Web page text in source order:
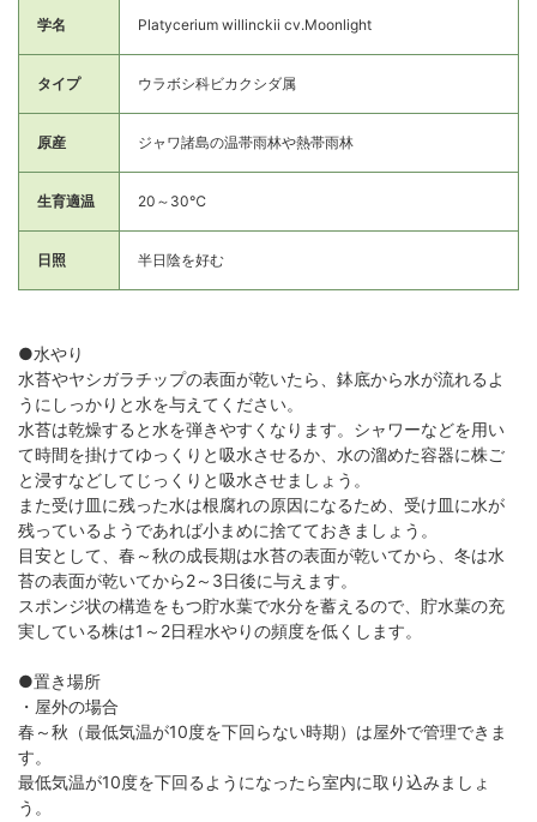
学名 Platycerium willinckii cv.Moonlight
タイプ ウラボシ科ビカクシダ属
原産 ジャワ諸島の温帯雨林や熱帯雨林
生育適温 20～30℃
日照 半日陰を好む
●水やり
水苔やヤシガラチップの表面が乾いたら、鉢底から水が流れるよ
うにしっかりと水を与えてください。
水苔は乾燥すると水を弾きやすくなります。シャワーなどを用い
て時間を掛けてゆっくりと吸水させるか、水の溜めた容器に株ご
と浸すなどしてじっくりと吸水させましょう。
また受け皿に残った水は根腐れの原因になるため、受け皿に水が
残っているようであれば小まめに捨てておきましょう。
目安として、春～秋の成長期は水苔の表面が乾いてから、冬は水
苔の表面が乾いてから2～3日後に与えます。
スポンジ状の構造をもつ貯水葉で水分を蓄えるので、貯水葉の充
実している株は1～2日程水やりの頻度を低くします。
●置き場所
・屋外の場合
春～秋（最低気温が10度を下回らない時期）は屋外で管理できま
す。
最低気温が10度を下回るようになったら室内に取り込みましょ
う。